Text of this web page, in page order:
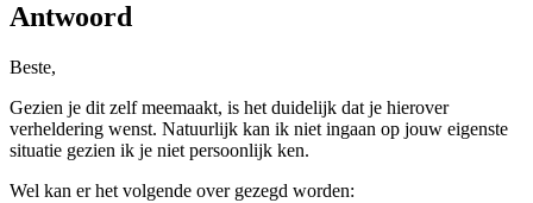
Antwoord
Beste,
Gezien je dit zelf meemaakt, is het duidelijk dat je hierover
verheldering wenst. Natuurlijk kan ik niet ingaan op jouw eigenste
situatie gezien ik je niet persoonlijk ken.
Wel kan er het volgende over gezegd worden: